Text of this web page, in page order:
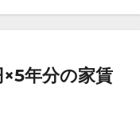
年分の家賃